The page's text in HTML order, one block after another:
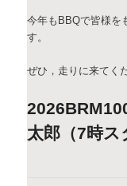
今年もBBQで皆様を
す。
ぜひ，走りに来てく
太郎（7時ス